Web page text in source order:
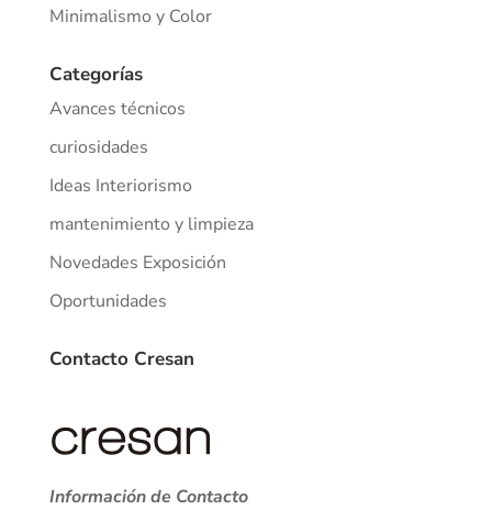
Minimalismo y Color
Categorías
Avances técnicos
curiosidades
Ideas Interiorismo
mantenimiento y limpieza
Novedades Exposición
Oportunidades
Contacto Cresan
Información de Contacto